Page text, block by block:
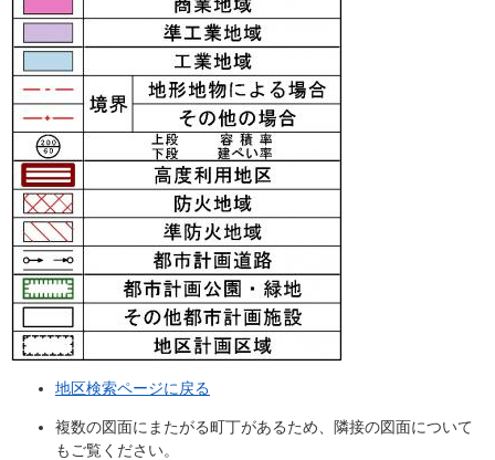
地区検索ページに戻る
複数の図面にまたがる町丁があるため、隣接の図面について
もご覧ください。